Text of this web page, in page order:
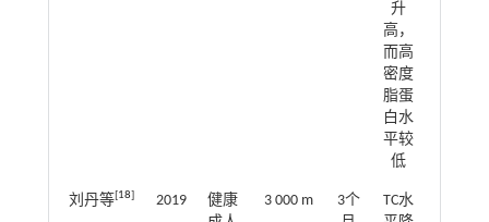
升
高，
而高
密度
脂蛋
白水
平较
低
刘丹等[ 18 2019
健康
3 000 m
3个
TC水